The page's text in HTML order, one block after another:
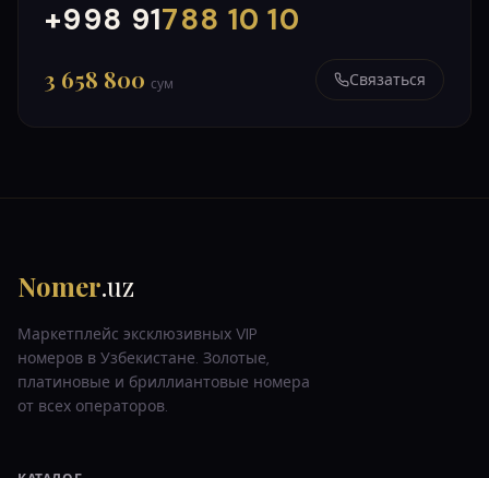
+998 91788 10 10
000
999
3 658 800 сум Связаться
Nomer.uz
Маркетплейс эксклюзивных VIP
номеров в Узбекистане. Золотые,
платиновые и бриллиантовые номера
от всех операторов.